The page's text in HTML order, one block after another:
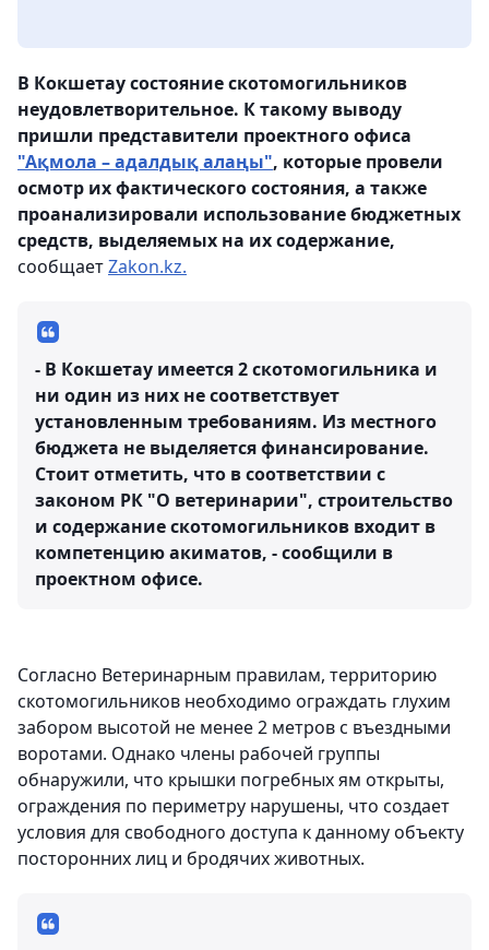
В Кокшетау состояние скотомогильников
неудовлетворительное. К такому выводу
пришли представители проектного офиса
"Ақмола – адалдық алаңы", которые провели
осмотр их фактического состояния, а также
проанализировали использование бюджетных
средств, выделяемых на их содержание,
сообщаетZakon.kz.
- В Кокшетау имеется 2 скотомогильника и
ни один из них не соответствует
установленным требованиям. Из местного
бюджета не выделяется финансирование.
Стоит отметить, что в соответствии с
законом РК "О ветеринарии", строительство
и содержание скотомогильников входит в
компетенцию акиматов, - сообщили в
проектном офисе.
Согласно Ветеринарным правилам, территорию
скотомогильников необходимо ограждать глухим
забором высотой не менее 2 метров с въездными
воротами. Однако члены рабочей группы
обнаружили, что крышки погребных ям открыты,
ограждения по периметру нарушены, что создает
условия для свободного доступа к данному объекту
посторонних лиц и бродячих животных.